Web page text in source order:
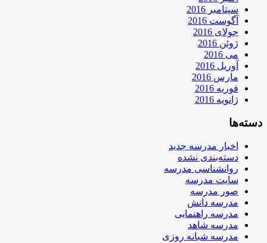
سپتامبر 2016
آگوست 2016
جولای 2016
ژوئن 2016
می 2016
آوریل 2016
مارس 2016
فوریه 2016
ژانویه 2016
دسته‌ها
اخبار مدرسه جدید
دسته‌بندی نشده
روانشناسی مدرسه
سایت مدرسه
صور مدرسه
مدرسه دانش
مدرسه راهنمایی
مدرسه شاهد
مدرسه شبانه روزی